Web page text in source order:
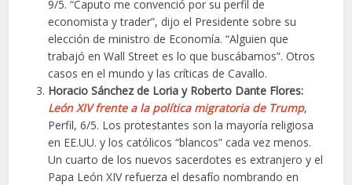
9/5. “Caputo me convenció por su perfil de
economista y trader”, dijo el Presidente sobre su
elección de ministro de Economía. “Alguien que
trabajó en Wall Street es lo que buscábamos”. Otros
casos en el mundo y las críticas de Cavallo.
Horacio Sánchez de Loria y Roberto Dante Flores:
León XIV frente a la política migratoria de Trump,
Perfil, 6/5. Los protestantes son la mayoría religiosa
en EE.UU. y los católicos “blancos” cada vez menos.
Un cuarto de los nuevos sacerdotes es extranjero y el
Papa León XIV refuerza el desafío nombrando en